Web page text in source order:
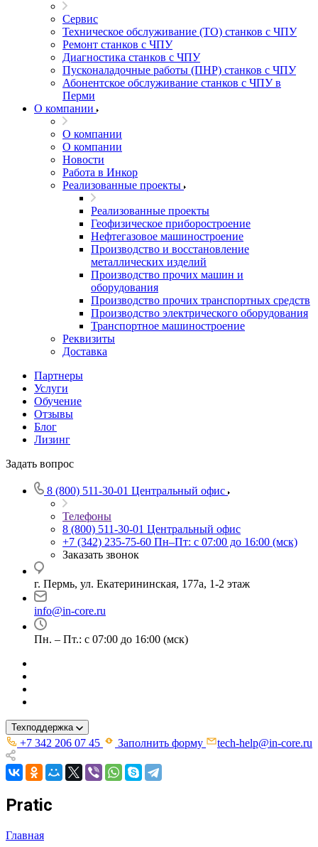
Сервис
Техническое обслуживание (ТО) станков с ЧПУ
Ремонт станков с ЧПУ
Диагностика станков с ЧПУ
Пусконаладочные работы (ПНР) станков с ЧПУ
Абонентское обслуживание станков с ЧПУ в
Перми
О компании
О компании
О компании
Новости
Работа в Инкор
Реализованные проекты
Реализованные проекты
Геофизическое приборостроение
Нефтегазовое машиностроение
Производство и восстановление
металлических изделий
Производство прочих машин и
оборудования
Производство прочих транспортных средств
Производство электрического оборудования
Транспортное машиностроение
Реквизиты
Доставка
Партнеры
Услуги
Обучение
Отзывы
Блог
Лизинг
Задать вопрос
8 (800) 511-30-01 Центральный офис
Телефоны
8 (800) 511-30-01 Центральный офис
+7 (342) 235-75-60 Пн–Пт: с 07:00 до 16:00 (мск)
Заказать звонок
г. Пермь, ул. ​Екатерининская, 177а, ​1-2 этаж
info@in-core.ru
Пн. – Пт.: с 07:00 до 16:00 (мск)
Техподдержка
+7 342 206 07 45 Заполнить форму tech-help@in-core.ru
Pratic
Главная